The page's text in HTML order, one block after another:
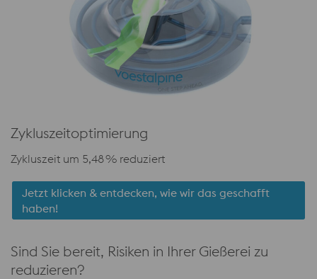
Zykluszeitoptimierung
Zykluszeit um 5,48 % reduziert
Jetzt klicken & entdecken, wie wir das geschafft
haben!
Sind Sie bereit, Risiken in Ihrer Gießerei zu
reduzieren?